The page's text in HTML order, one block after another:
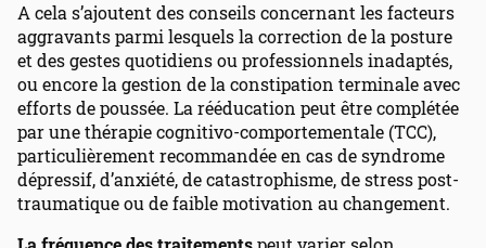
A cela s’ajoutent des conseils concernant les facteurs
aggravants parmi lesquels la correction de la posture
et des gestes quotidiens ou professionnels inadaptés,
ou encore la gestion de la constipation terminale avec
efforts de poussée. La rééducation peut être complétée
par une thérapie cognitivo-comportementale (TCC),
particulièrement recommandée en cas de syndrome
dépressif, d’anxiété, de catastrophisme, de stress post-
traumatique ou de faible motivation au changement.